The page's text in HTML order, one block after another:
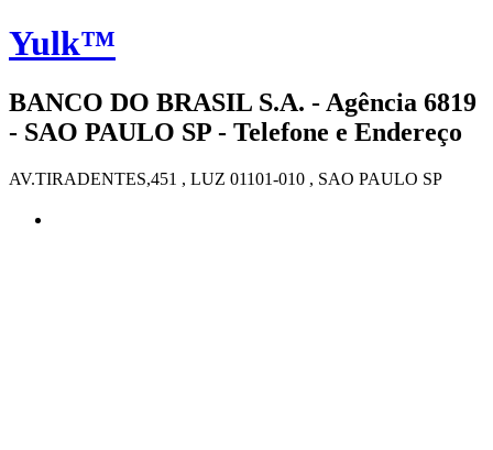
Yulk™
BANCO DO BRASIL S.A. - Agência 6819
- SAO PAULO SP - Telefone e Endereço
AV.TIRADENTES,451 , LUZ 01101-010 , SAO PAULO SP